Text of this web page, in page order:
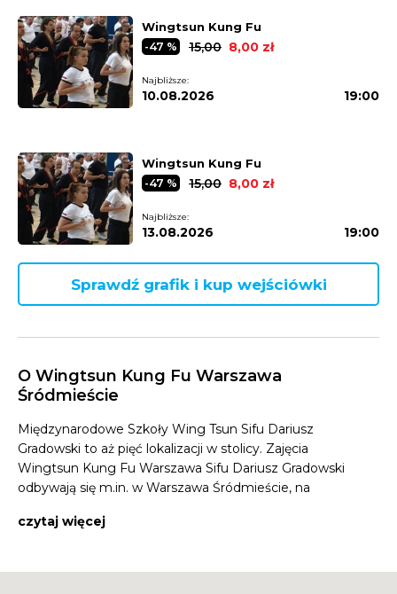
Wingtsun Kung Fu
-47 % 15,00 8,00 zł
Najbliższe:
10.08.2026 19:00
Wingtsun Kung Fu
-47 % 15,00 8,00 zł
Najbliższe:
13.08.2026 19:00
Sprawdź grafik i kup wejściówki
O Wingtsun Kung Fu Warszawa
Śródmieście
Międzynarodowe Szkoły Wing Tsun Sifu Dariusz
Gradowski to aż pięć lokalizacji w stolicy. Zajęcia
Wingtsun Kung Fu Warszawa Sifu Dariusz Gradowski
odbywają się m.in. w Warszawa Śródmieście, na
Starzyńskiego. W każdy wtorek i czwartki o godz. 19:30
czytaj więcej